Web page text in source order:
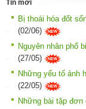
Tin mới
Bị thoái hóa đốt
(02/06)
Nguyên nhân phổ
(27/05)
Những yếu tố ảnh
(22/05)
Những bài tập